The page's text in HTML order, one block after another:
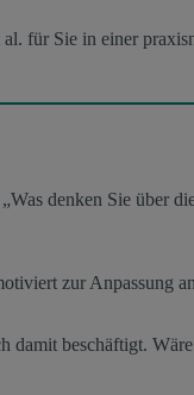
für Sie in einer
denken Sie über
zur Anpassung
damit beschäftigt.